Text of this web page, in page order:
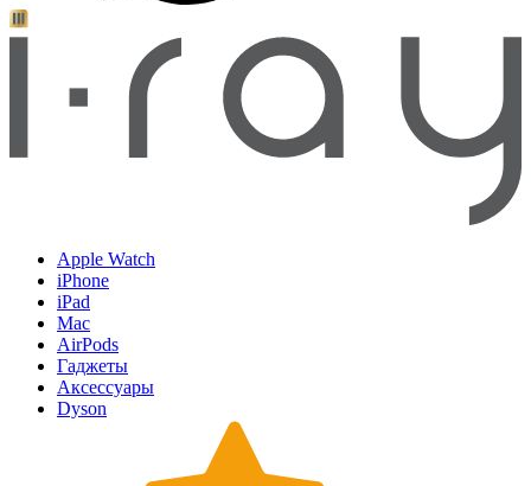
Apple Watch
iPhone
iPad
Mac
AirPods
Гаджеты
Аксессуары
Dyson